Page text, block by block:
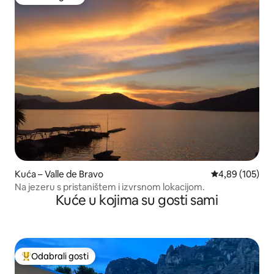
Kuća – Valle de Bravo Prosječna
4,89 (105)
Na jezeru s pristaništem i izvrsnom lokacijom.
Kuće u kojima su gosti sami
Među najviše rangiranima s oznakom „Odabrali gosti”
Odabrali gosti